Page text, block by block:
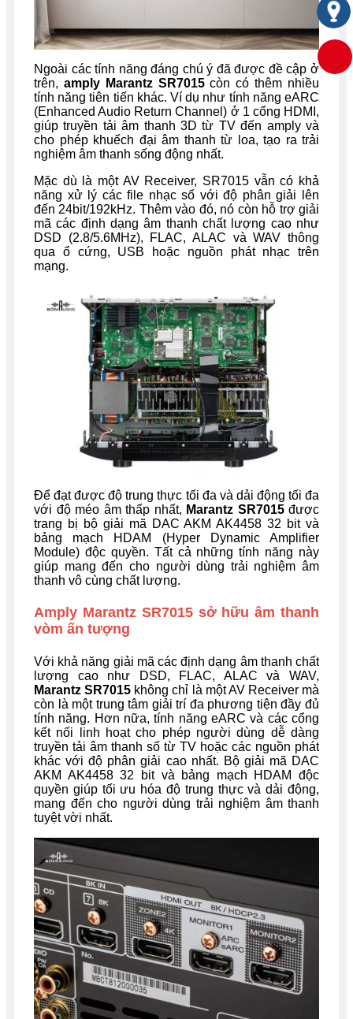
Ngoài các tính năng đáng chú ý đã được đề cập ở
trên, amply Marantz SR7015còn có thêm nhiều
tính năng tiên tiến khác. Ví dụ như tính năng eARC
(Enhanced Audio Return Channel) ở 1 cổng HDMI,
giúp truyền tải âm thanh 3D từ TV đến amply và
cho phép khuếch đại âm thanh từ loa, tạo ra trải
nghiệm âm thanh sống động nhất.
Mặc dù là một AV Receiver, SR7015 vẫn có khả
năng xử lý các file nhạc số với độ phân giải lên
đến 24bit/192kHz. Thêm vào đó, nó còn hỗ trợ giải
mã các định dạng âm thanh chất lượng cao như
DSD (2.8/5.6MHz), FLAC, ALAC và WAV thông
qua ổ cứng, USB hoặc nguồn phát nhạc trên
mạng.
Để đạt được độ trung thực tối đa và dải động tối đa
với độ méo âm thấp nhất, Marantz SR7015được
trang bị bộ giải mã DAC AKM AK4458 32 bit và
bảng mạch HDAM (Hyper Dynamic Amplifier
Module) độc quyền. Tất cả những tính năng này
giúp mang đến cho người dùng trải nghiệm âm
thanh vô cùng chất lượng.
Amply Marantz SR7015 sở hữu âm thanh
vòm ấn tượng
Với khả năng giải mã các định dạng âm thanh chất
lượng cao như DSD, FLAC, ALAC và WAV,
Marantz SR7015 không chỉ là một AV Receiver mà
còn là một trung tâm giải trí đa phương tiện đầy đủ
tính năng. Hơn nữa, tính năng eARC và các cổng
kết nối linh hoạt cho phép người dùng dễ dàng
truyền tải âm thanh số từ TV hoặc các nguồn phát
khác với độ phân giải cao nhất. Bộ giải mã DAC
AKM AK4458 32 bit và bảng mạch HDAM độc
quyền giúp tối ưu hóa độ trung thực và dải động,
mang đến cho người dùng trải nghiệm âm thanh
tuyệt vời nhất.